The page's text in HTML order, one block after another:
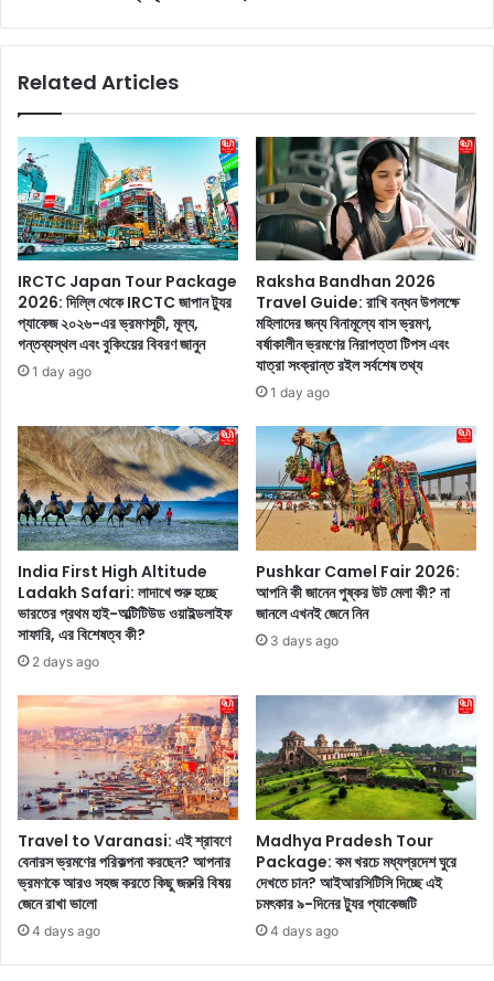
ন
গ
প্রে
মি
কা
র
দী
র্ঘা
য়ু
কা
ম
য়
ডি
ও
ক
লে
পূ
জা
ক
র
লে
ন
মে
ন্তা
টি
ফি
ন
বা
না
নি
য়ে
কী
আ
চি
ন্তি
ত
?
সু
জি
দি
য়ে
স্বা
স্থ্য
ক
ডো
না
ট
বা
ড়ি
তে
তৈ
রি
ক
লে
কে
Related Articles
IRCTC Japan Tour Package
2026: দিল্লি থেকে IRCTC জাপান ট্যুর
প্যাকেজ ২০২৬-এর ভ্রমণসূচী, মূল্য,
গন্তব্যস্থল এবং বুকিংয়ের বিবরণ জানুন
1 day ago
Raksha Bandhan 2026
Travel Guide: রাখি বন্ধন উপলক্ষে
মহিলাদের জন্য বিনামূল্যে বাস ভ্রমণ,
বর্ষাকালীন ভ্রমণের নিরাপত্তা টিপস এবং
যাত্রা সংক্রান্ত রইল সর্বশেষ তথ্য
1 day ago
India First High Altitude
Ladakh Safari: লাদাখে শুরু হচ্ছে
ভারতের প্রথম হাই-অল্টিটিউড ওয়াইল্ডলাইফ
সাফারি, এর বিশেষত্ব কী?
2 days ago
Pushkar Camel Fair 2026:
আপনি কী জানেন পুষ্কর উট মেলা কী? না
জানলে এখনই জেনে নিন
3 days ago
Travel to Varanasi: এই শ্রাবণে
বেনারস ভ্রমণের পরিকল্পনা করছেন? আপনার
ভ্রমণকে আরও সহজ করতে কিছু জরুরি বিষয়
জেনে রাখা ভালো
4 days ago
Madhya Pradesh Tour
Package: কম খরচে মধ্যপ্রদেশ ঘুরে
দেখতে চান? আইআরসিটিসি দিচ্ছে এই
চমৎকার ৯-দিনের ট্যুর প্যাকেজটি
4 days ago